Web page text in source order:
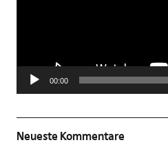
00:00
Neueste Kommentare